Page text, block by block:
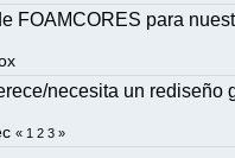
FOAMCORES para
necesita un rediseño
« 1 2 3 »